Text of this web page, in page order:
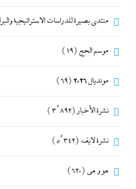
منتدى بصيرة للدراسات الاستراتيجية
موسم الحج (19)
مونديال 2026 (69)
نشرة الأخبار (3٬892)
نشرة لايف (5٬342)
هو و هي (620)